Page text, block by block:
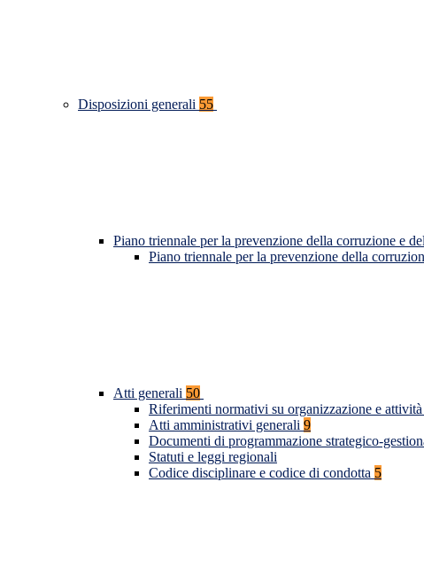
Disposizioni generali 55
Piano triennale per la prevenzione della corruzione e
Piano triennale per la prevenzione della
Atti generali 50
Riferimenti normativi su organizzazione e attività
Atti amministrativi generali 9
Documenti di programmazione strategico-
Statuti e leggi regionali
Codice disciplinare e codice di condotta 5